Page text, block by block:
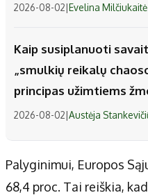
2026-08-02|Evelina Milčiukaitė
Kaip susiplanuoti
„smulkių reikalų
principas užimtiems
2026-08-02|Austėja
Palyginimui, Europos
68,4 proc. Tai reiškia,